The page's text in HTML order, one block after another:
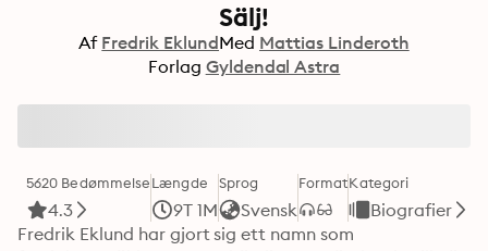
Sälj!
Af Fredrik EklundMed Mattias Linderoth
Forlag Gyldendal Astra
5620 Bedømmelse
4.3
Længde
9T 1M
Sprog
Svensk
FormatKategori
Biografier
Fredrik Eklund har gjort sig ett namn som